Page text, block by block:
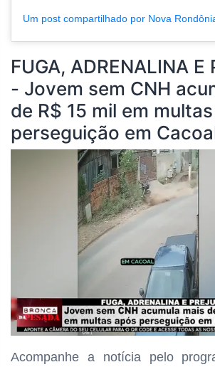
FUGA, ADRENALINA E
- Jovem sem CNH
de R$ 15 mil em
perseguição em
Acompanhe a notícia pelo